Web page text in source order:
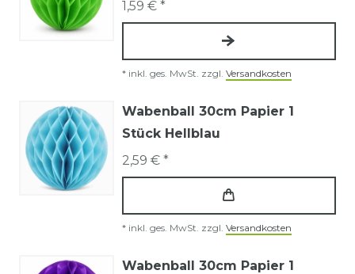
1,59 € *
* inkl. ges. MwSt. zzgl. Versandkosten
Wabenball 30cm Papier 1
Stück Hellblau
2,59 € *
* inkl. ges. MwSt. zzgl. Versandkosten
Wabenball 30cm Papier 1